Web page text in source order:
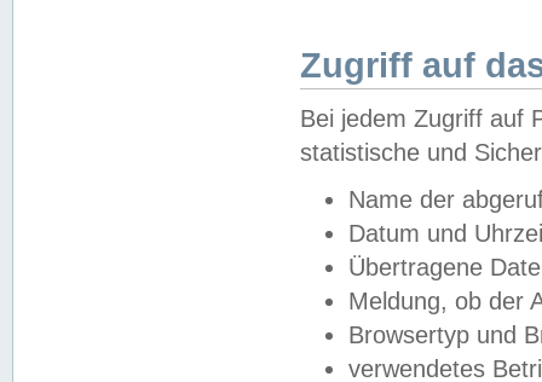
Zugriff auf
Bei jedem Zugriff auf
statistische und
Name der
Datum und
Übertragene
Meldung, ob der
Browsertyp und
verwendetes